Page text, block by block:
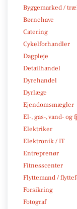
Byggemarked /
Børnehave
Catering
Cykelforhandler
Dagpleje
Detailhandel
Dyrehandel
Dyrlæge
Ejendomsmægler
El-, gas-, vand-
Elektriker
Elektronik / IT
Entreprenør
Fitnesscenter
Flyttemand /
Forsikring
Fotograf